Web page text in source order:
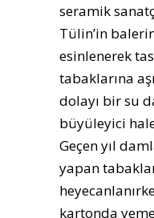
seramik
Tülin’in
esinlenerek
tabaklarına
dolayı bir su
büyüleyici
Geçen yıl
yapan
kartonda